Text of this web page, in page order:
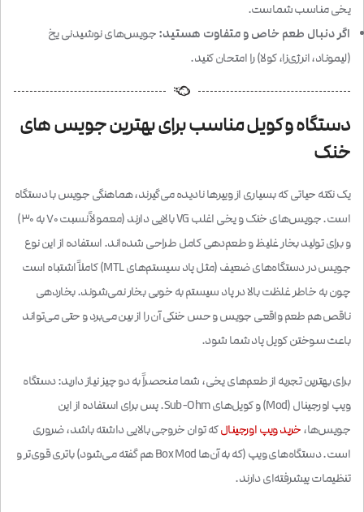
یخی مناسب شماست.
اگر دنبال طعم خاص و متفاوت هستید:جویس‌های نوشیدنی یخ
(لیموناد، انرژی‌زا، کولا) را امتحان کنید.
دستگاه و کویل مناسب برای بهترین جویس های
خنک
یک نکته حیاتی که بسیاری از ویپرها نادیده می‌گیرند، هماهنگی جویس با دستگاه
است. جویس‌های خنک و یخی اغلب VG بالایی دارند (معمولاً نسبت ۷۰ به ۳۰)
و برای تولید بخار غلیظ و طعم‌دهی کامل طراحی شده‌اند. استفاده از این نوع
جویس در دستگاه‌های ضعیف (مثل پاد سیستم‌های MTL) کاملاً اشتباه است
چون به خاطر غلظت بالا در پاد سیستم به خوبی بخار نمی‌شوند. بخاردهی
ناقص هم طعم واقعی جویس و حس خنکی آن را از بین می‌برد و حتی می‌تواند
باعث سوختن کویل پاد شما شود.
برای بهترین تجربه از طعم‌های یخی، شما منحصراً به دو چیز نیاز دارید: دستگاه
ویپ اورجینال (Mod) و کویل‌های Sub-Ohm. پس برای استفاده از این
جویس‌ها،خرید ویپ اورجینالکه توان خروجی بالایی داشته باشد، ضروری
است. دستگاه‌های ویپ (که به آن‌ها Box Mod هم گفته می‌شود) باتری قوی‌تر و
تنظیمات پیشرفته‌ای دارند.